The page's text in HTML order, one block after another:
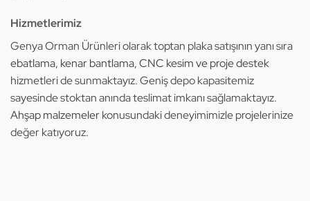
Hizmetlerimiz
Genya Orman Ürünleri olarak toptan plaka satışının yanı sıra
ebatlama, kenar bantlama, CNC kesim ve proje destek
hizmetleri de sunmaktayız. Geniş depo kapasitemiz
sayesinde stoktan anında teslimat imkanı sağlamaktayız.
Ahşap malzemelerkonusundaki deneyimimizle projelerinize
değer katıyoruz.